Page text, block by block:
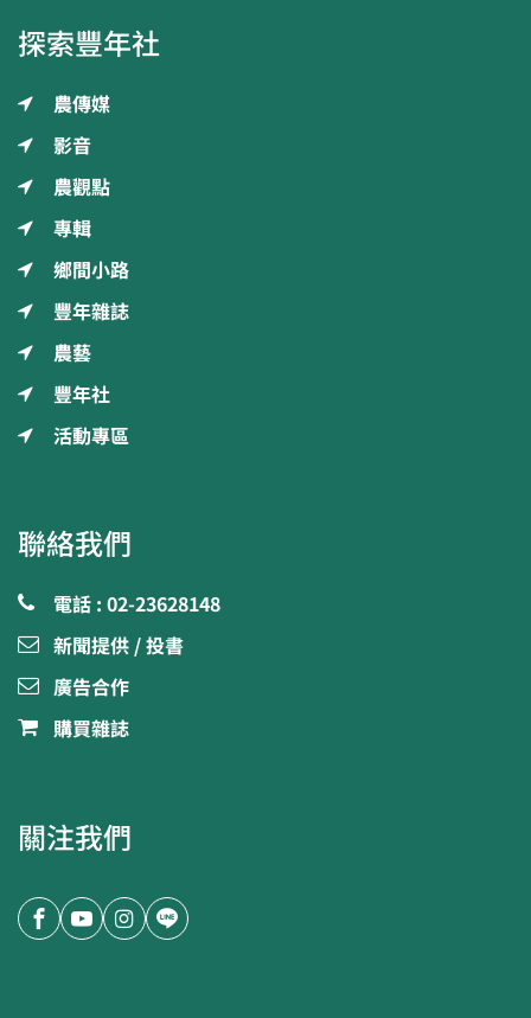
探索豐年社
農傳媒
影音
農觀點
專輯
鄉間小路
豐年雜誌
農藝
豐年社
活動專區
聯絡我們
電話 : 02-23628148
新聞提供 / 投書
廣告合作
購買雜誌
關注我們